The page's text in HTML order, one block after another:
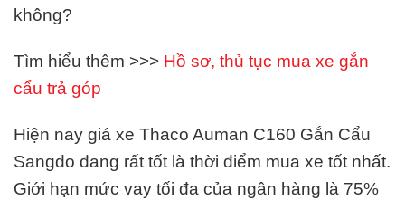
không?
Tìm hiểu thêm >>> Hồ sơ, thủ tục mua xe gắn
cẩu trả góp
Hiện nay giá xe Thaco Auman C160 Gắn Cẩu
Sangdo đang rất tốt là thời điểm mua xe tốt nhất.
Giới hạn mức vay tối đa của ngân hàng là 75%